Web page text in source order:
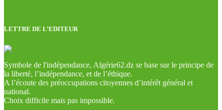
LETTRE DE L’EDITEUR
Symbole de l'indépendance, Algérie62.dz se base sur le principe de
la liberté, l’indépendance, et de l’éthique.
A l’écoute des préoccupations citoyennes d’intérêt général et
national.
Choix difficile mais pas impossible.